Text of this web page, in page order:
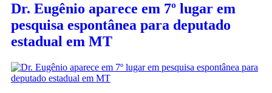
Dr. Eugênio aparece em 7º lugar em
pesquisa espontânea para deputado
estadual em MT